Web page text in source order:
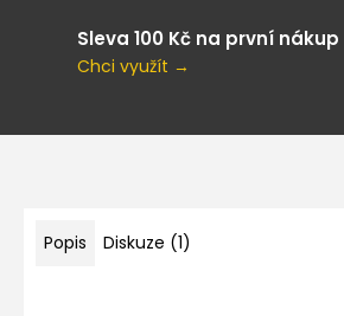
Sleva 100 Kč na první nákup
Chci využít →
Popis Diskuze (1)